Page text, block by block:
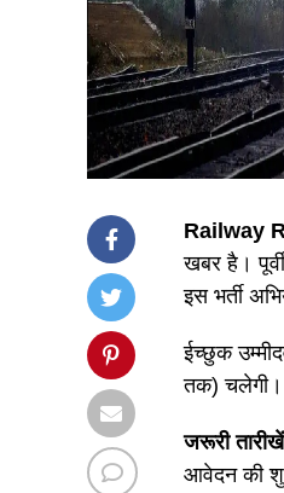
Railway
खबर है।
इस भर्ती
ईच्छुक
तक)
जरूरी
आवेदन की